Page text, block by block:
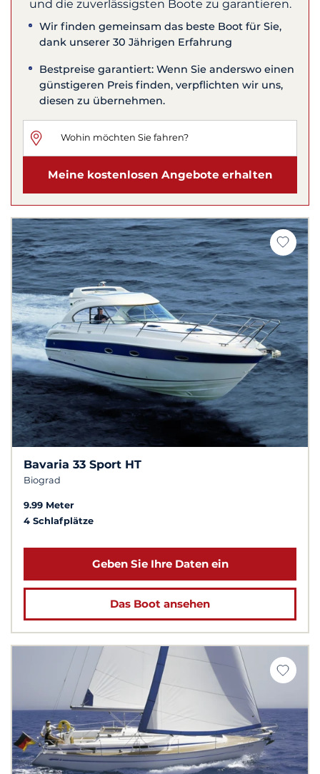
und die zuverlässigsten Boote zu garantieren.
Wir finden gemeinsam das beste Boot für Sie,
dank unserer 30 Jährigen Erfahrung
Bestpreise garantiert: Wenn Sie anderswo einen
günstigeren Preis finden, verpflichten wir uns,
diesen zu übernehmen.
Meine kostenlosen Angebote erhalten
Bavaria 33 Sport HT
Biograd
9.99 Meter
4 Schlafplätze
Geben Sie Ihre Daten ein
Das Boot ansehen